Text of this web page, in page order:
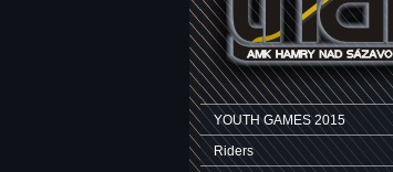
YOUTH GAMES 2015
Riders